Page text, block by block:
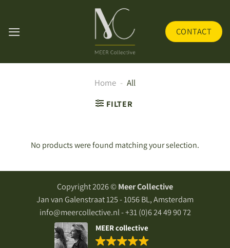
content
CONTACT
Home - All
FILTER
No products were found matching your selection.
Copyright 2026 ©Meer Collective
Jan van Galenstraat 125 - 1056 BL, Amsterdam
info@meercollective.nl - +31 (0)6 24 49 90 72
MEER collective